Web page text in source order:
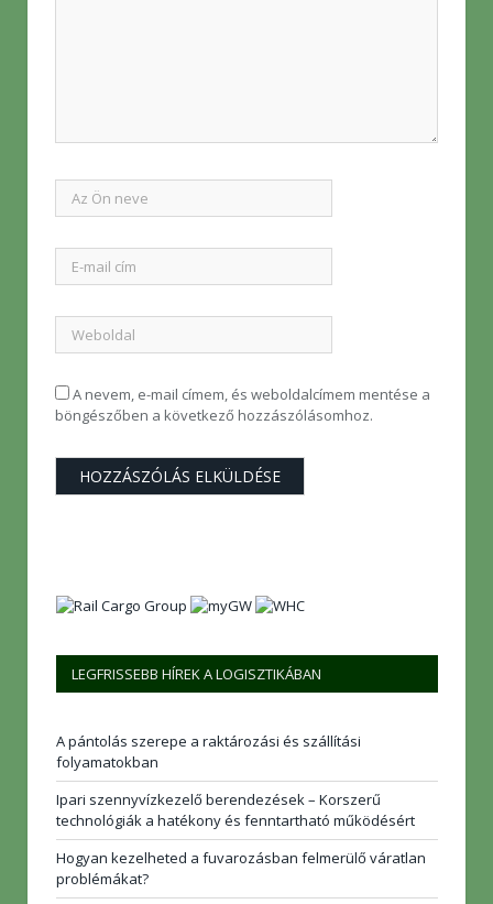
A nevem, e-mail címem, és weboldalcímem mentése a
böngészőben a következő hozzászólásomhoz.
LEGFRISSEBB HÍREK A LOGISZTIKÁBAN
A pántolás szerepe a raktározási és szállítási
folyamatokban
Ipari szennyvízkezelő berendezések – Korszerű
technológiák a hatékony és fenntartható működésért
Hogyan kezelheted a fuvarozásban felmerülő váratlan
problémákat?